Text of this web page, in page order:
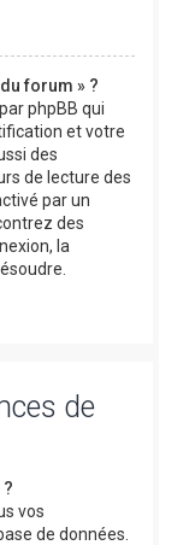
forum » ?
phpBB qui
et votre
des
de lecture des
par un
des
la
de
vos
de données.